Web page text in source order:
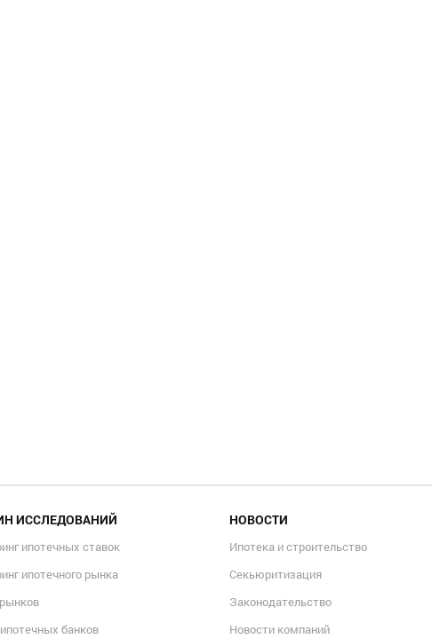
ИССЛЕДОВАНИЙ
ипотечных ставок
ипотечного рынка
банков
НОВОСТИ
Ипотека и строительство
Секьюритизация
Законодательство
Новости компаний